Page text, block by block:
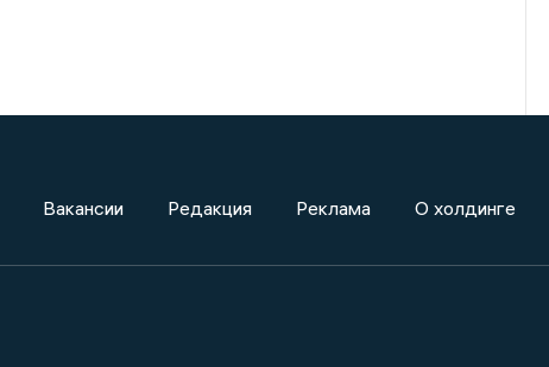
Вакансии Редакция Реклама О холдинге